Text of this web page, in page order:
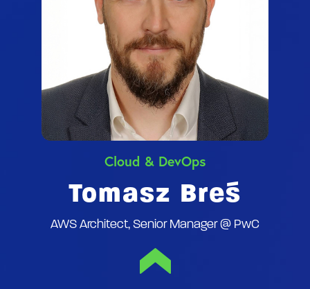
Cloud & DevOps
Tomasz Breś
AWS Architect, Senior Manager @ PwC